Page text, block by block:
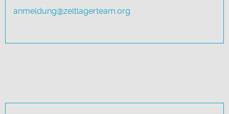
anmeldung@zeltlagerteam.org